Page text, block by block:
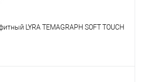
LYRA TEMAGRAPH SOFT TOUCH